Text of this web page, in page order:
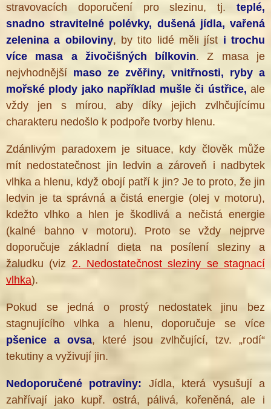
stravovacích doporučení pro slezinu, tj. teplé,
snadno stravitelné polévky, dušená jídla, vařená
zelenina a obiloviny, by tito lidé měli jíst i trochu
více masa a živočišných bílkovin. Z masa je
nejvhodnější maso ze zvěřiny, vnitřnosti, ryby a
mořské plody jako například mušle či ústřice, ale
vždy jen s mírou, aby díky jejich zvlhčujícímu
charakteru nedošlo k podpoře tvorby hlenu.
Zdánlivým paradoxem je situace, kdy člověk může
mít nedostatečnost jin ledvin a zároveň i nadbytek
vlhka a hlenu, když obojí patří k jin? Je to proto, že jin
ledvin je ta správná a čistá energie (olej v motoru),
kdežto vlhko a hlen je škodlivá a nečistá energie
(kalné bahno v motoru). Proto se vždy nejprve
doporučuje základní dieta na posílení sleziny a
žaludku (viz 2. Nedostatečnost sleziny se stagnací
vlhka).
Pokud se jedná o prostý nedostatek jinu bez
stagnujícího vlhka a hlenu, doporučuje se více
pšenice a ovsa, které jsou zvlhčující, tzv. „rodí“
tekutiny a vyživují jin.
Nedoporučené potraviny: Jídla, která vysušují a
zahřívají jako kupř. ostrá, pálivá, kořeněná, ale i